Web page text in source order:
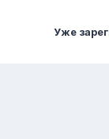
Уже